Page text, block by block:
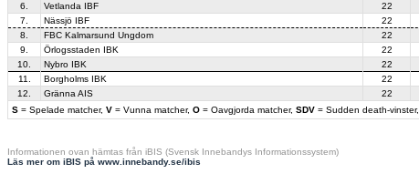
S = Spelade matcher, V = Vunna matcher, O = Oavgjorda matcher, SDV = Sudden death-vinster,
6.
Vetlanda IBF 22
7.
Nässjö IBF 22
8.
FBC Kalmarsund Ungdom 22
9.
Örlogsstaden IBK 22
10.
Nybro IBK 22
11.
Borgholms IBK 22
12.
Gränna AIS 22
Informationen ovan hämtas från iBIS (Svensk Innebandys Informationssystem)
Läs mer om iBIS på www.innebandy.se/ibis